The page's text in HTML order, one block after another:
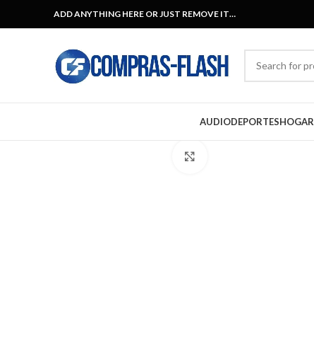
ADD ANYTHING HERE OR JUST REMOVE IT…
AUDIODEPORTESHOGAR